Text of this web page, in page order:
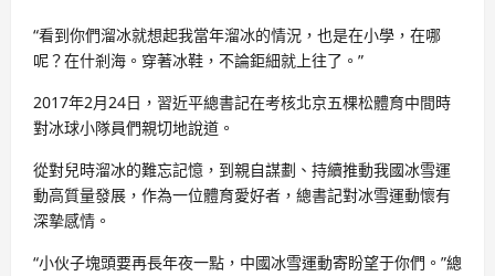
“看到你們溜冰就想起我當年溜冰的情況，也是在小學，在哪
呢？在什剎海。穿著冰鞋，不論鉅細就上往了。”
2017年2月24日，習近平總書記在考核北京五棵松體育中間時
對冰球小隊員們親切地說道。
從對兒時溜冰的難忘記憶，到親自謀劃、持續推動我國冰雪運
動高質量發展，作為一位體育愛好者，總書記對冰雪運動懷有
深摯感情。
“小伙子塊頭要再長年夜一點，中國冰雪運動寄盼望于你們。”總